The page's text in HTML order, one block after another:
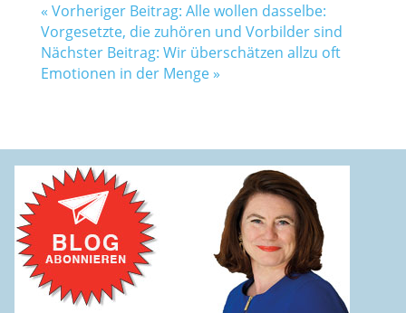
« Vorheriger Beitrag: Alle wollen dasselbe:
Vorgesetzte, die zuhören und Vorbilder sind
Nächster Beitrag: Wir überschätzen allzu oft
Emotionen in der Menge »